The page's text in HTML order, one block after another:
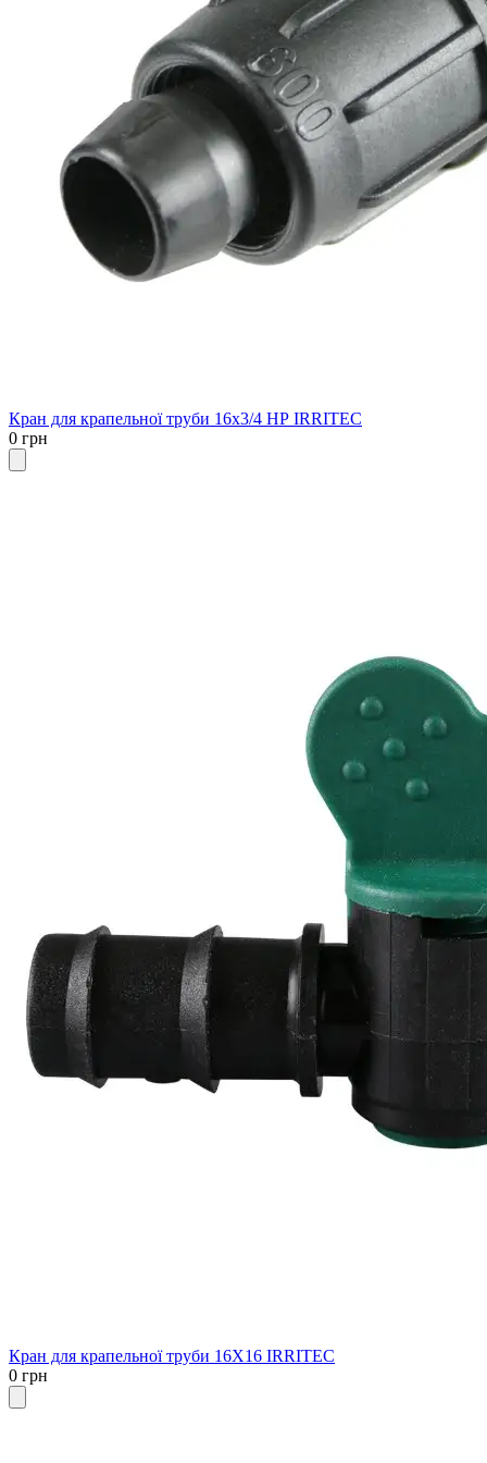
Кран для крапельної труби 16х3/4 НР IRRITEC
0 грн
Кран для крапельної труби 16X16 IRRITEC
0 грн